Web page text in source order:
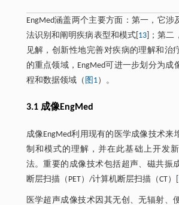
EngMed涵盖两个主要方面：第一，它涉
法识别和阐明疾病表型和模式[ 13 ]；第
见解，创新性地完善对疾病的理解和治
的重点领域，EngMed可进一步划分为成
程和数据领域（ 图1）。
3.1 成像EngMed
成像EngMed利用现有的医学成像技术来
制和模式的理解，并在此基础上开发
法。重要的成像技术包括超声、磁共振
断层扫描（PET）/计算机断层扫描（CT）[
医学超声成像技术因其无创、无辐射、